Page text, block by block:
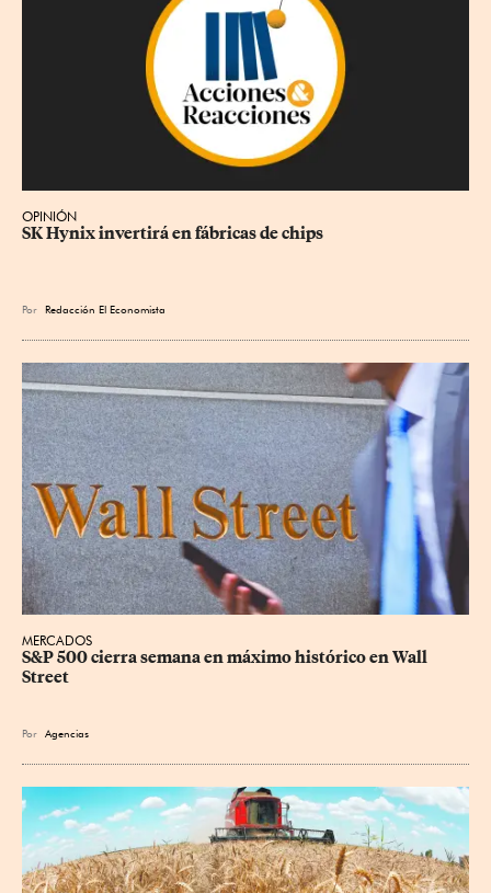
OPINIÓN
SK Hynix invertirá en fábricas de chips
Por Redacción El Economista
MERCADOS
S&P 500 cierra semana en máximo histórico en Wall
Street
Por Agencias